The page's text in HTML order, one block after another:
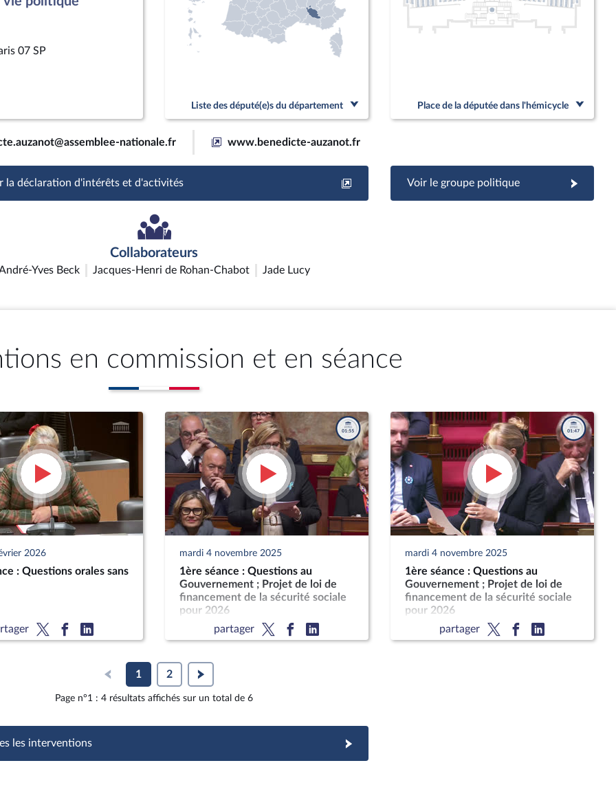
07 SP
Liste des député(e)s du département Place de la députée dans l'hémicycle
nationale.fr www.benedicte-auzanot.fr
la déclaration d'intérêts et d'activités Voir le groupe politique
Collaborateurs
Yves Beck Jacques-Henri de Rohan-Chabot Jade Lucy
en commission et en séance
2026
: Questions orales sans
mardi 4 novembre 2025
1ère séance : Questions au
Gouvernement ; Projet de loi de
financement de la sécurité sociale
pour 2026
partager
mardi 4 novembre 2025
1ère séance : Questions au
Gouvernement ; Projet de loi de
financement de la sécurité sociale
pour 2026
partager
1 2
Page n°1 : 4 résultats affichés sur un total de 6
les interventions